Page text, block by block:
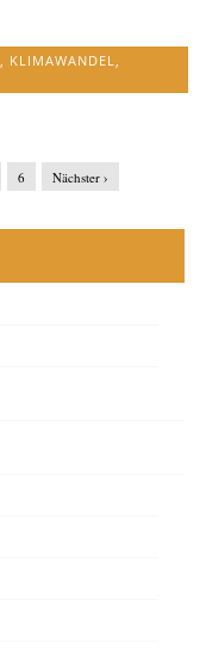
KLIMAWANDEL
6 Nächster ›